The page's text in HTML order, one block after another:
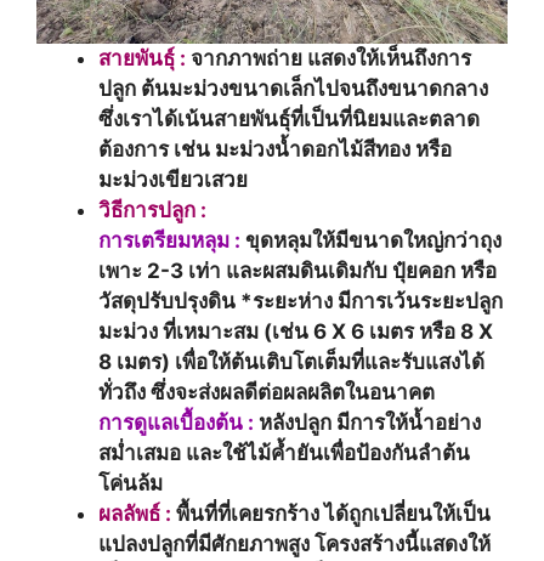
สายพันธุ์ : จากภาพถ่าย แสดงให้เห็นถึงการ
ปลูก ต้นมะม่วงขนาดเล็กไปจนถึงขนาดกลาง
ซึ่งเราได้เน้นสายพันธุ์ที่เป็นที่นิยมและตลาด
ต้องการ เช่น มะม่วงน้ำดอกไม้สีทอง หรือ
มะม่วงเขียวเสวย
วิธีการปลูก :
การเตรียมหลุม : ขุดหลุมให้มีขนาดใหญ่กว่าถุง
เพาะ 2-3 เท่า และผสมดินเดิมกับ ปุ๋ยคอก หรือ
วัสดุปรับปรุงดิน *ระยะห่าง มีการเว้นระยะปลูก
มะม่วง ที่เหมาะสม (เช่น 6 X 6 เมตร หรือ 8 X
8 เมตร) เพื่อให้ต้นเติบโตเต็มที่และรับแสงได้
ทั่วถึง ซึ่งจะส่งผลดีต่อผลผลิตในอนาคต
การดูแลเบื้องต้น : หลังปลูก มีการให้น้ำอย่าง
สม่ำเสมอ และใช้ไม้ค้ำยันเพื่อป้องกันลำต้น
โค่นล้ม
ผลลัพธ์ : พื้นที่ที่เคยรกร้าง ได้ถูกเปลี่ยนให้เป็น
แปลงปลูกที่มีศักยภาพสูง โครงสร้างนี้แสดงให้